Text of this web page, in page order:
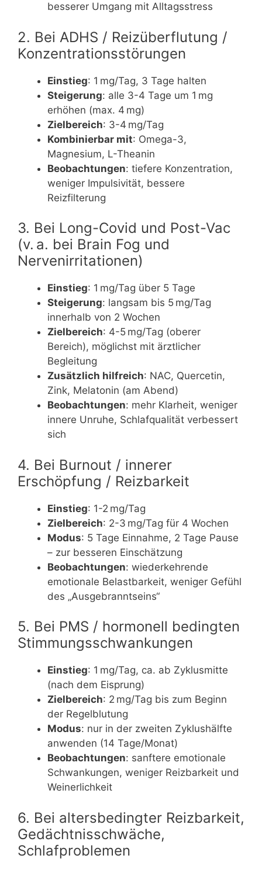
besserer Umgang mit Alltagsstress
2. Bei ADHS / Reizüberflutung /
Konzentrationsstörungen
Einstieg: 1 mg/Tag, 3 Tage halten
Steigerung: alle 3-4 Tage um 1 mg
erhöhen (max. 4 mg)
Zielbereich: 3-4 mg/Tag
Kombinierbar mit: Omega-3,
Magnesium, L-Theanin
Beobachtungen: tiefere Konzentration,
weniger Impulsivität, bessere
Reizfilterung
3. Bei Long-Covid und Post-Vac
(v. a. bei Brain Fog und
Nervenirritationen)
Einstieg: 1 mg/Tag über 5 Tage
Steigerung: langsam bis 5 mg/Tag
innerhalb von 2 Wochen
Zielbereich: 4-5 mg/Tag (oberer
Bereich), möglichst mit ärztlicher
Begleitung
Zusätzlich hilfreich: NAC, Quercetin,
Zink, Melatonin (am Abend)
Beobachtungen: mehr Klarheit, weniger
innere Unruhe, Schlafqualität verbessert
sich
4. Bei Burnout / innerer
Erschöpfung / Reizbarkeit
Einstieg: 1-2 mg/Tag
Zielbereich: 2-3 mg/Tag für 4 Wochen
Modus: 5 Tage Einnahme, 2 Tage Pause
– zur besseren Einschätzung
Beobachtungen: wiederkehrende
emotionale Belastbarkeit, weniger Gefühl
des „Ausgebranntseins“
5. Bei PMS / hormonell bedingten
Stimmungsschwankungen
Einstieg: 1 mg/Tag, ca. ab Zyklusmitte
(nach dem Eisprung)
Zielbereich: 2 mg/Tag bis zum Beginn
der Regelblutung
Modus: nur in der zweiten Zyklushälfte
anwenden (14 Tage/Monat)
Beobachtungen: sanftere emotionale
Schwankungen, weniger Reizbarkeit und
Weinerlichkeit
6. Bei altersbedingter Reizbarkeit,
Gedächtnisschwäche,
Schlafproblemen